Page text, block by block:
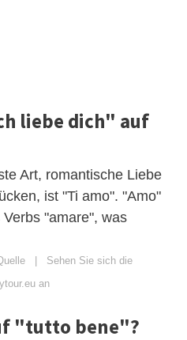
liebe dich" auf
Art, romantische Liebe
ist "Ti amo". "Amo"
"amare", was
| Sehen Sie sich die
an
"tutto bene"?